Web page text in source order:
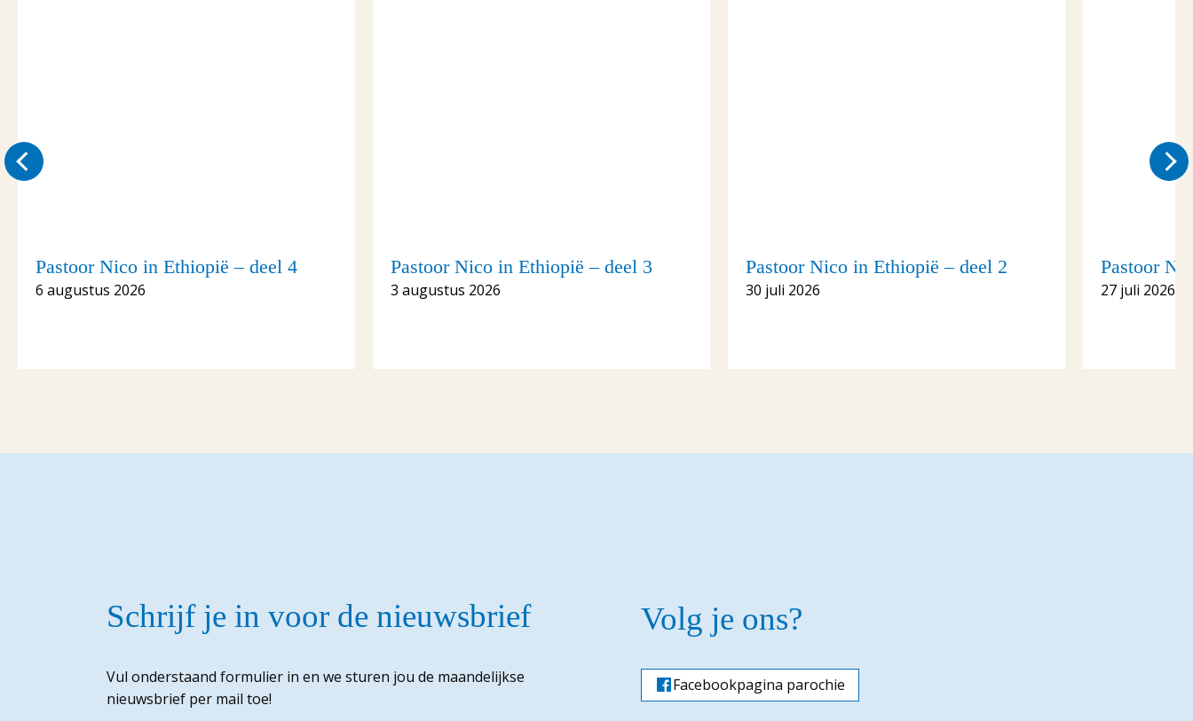
Pastoor Nico in Ethiopië – deel 4
6 augustus 2026
Pastoor Nico in Ethiopië – deel 3
3 augustus 2026
Pastoor Nico in Ethiopië – deel 2
30 juli 2026
Pastoor
27 juli 2026
Schrijf je in voor de nieuwsbrief
Vul onderstaand formulier in en we sturen jou de maandelijkse
nieuwsbrief per mail toe!
Volg je ons?
Facebookpagina parochie